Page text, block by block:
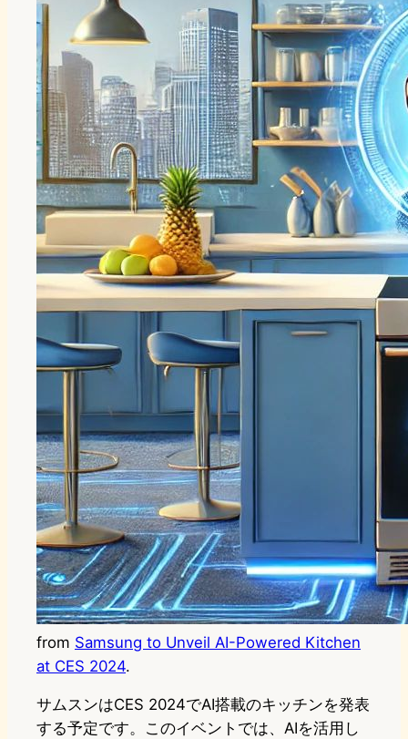
from Samsung to Unveil AI-Powered Kitchen
at CES 2024.
サムスンはCES 2024でAI搭載のキッチンを発表
する予定です。このイベントでは、AIを活用し